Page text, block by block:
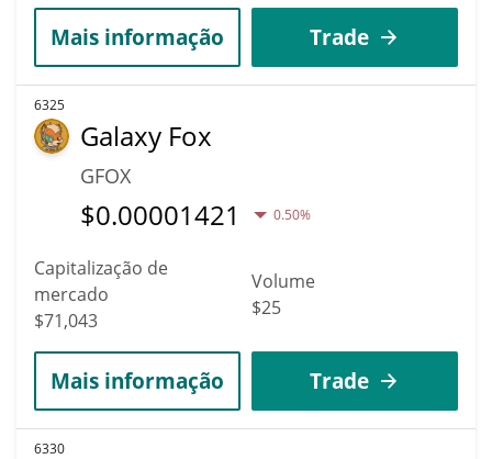
Mais informação Trade
6325
Galaxy Fox
GFOX
$0.00001421 0.50%
Capitalização de
mercado
$71,043
Volume
$25
Mais informação Trade
6330